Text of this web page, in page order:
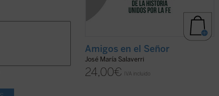
Amigos en el Señor
José María Salaverri
24,00€ IVA incluido